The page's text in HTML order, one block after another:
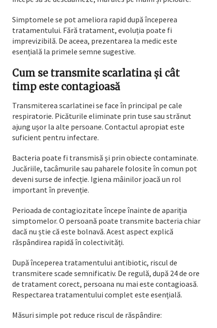
Simptomele se pot ameliora rapid după începerea
tratamentului. Fără tratament, evoluția poate fi
imprevizibilă. De aceea, prezentarea la medic este
esențială la primele semne sugestive.
Cum se transmite scarlatina și cât
timp este contagioasă
Transmiterea scarlatinei se face în principal pe cale
respiratorie. Picăturile eliminate prin tuse sau strănut
ajung ușor la alte persoane. Contactul apropiat este
suficient pentru infectare.
Bacteria poate fi transmisă și prin obiecte contaminate.
Jucăriile, tacâmurile sau paharele folosite în comun pot
deveni surse de infecție. Igiena mâinilor joacă un rol
important în prevenție.
Perioada de contagiozitate începe înainte de apariția
simptomelor. O persoană poate transmite bacteria chiar
dacă nu știe că este bolnavă. Acest aspect explică
răspândirea rapidă în colectivități.
După începerea tratamentului antibiotic, riscul de
transmitere scade semnificativ. De regulă, după 24 de ore
de tratament corect, persoana nu mai este contagioasă.
Respectarea tratamentului complet este esențială.
Măsuri simple pot reduce riscul de răspândire: